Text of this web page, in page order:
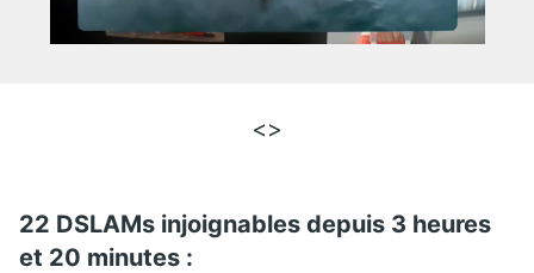
<>
22 DSLAMs injoignables depuis 3 heures
et 20 minutes :